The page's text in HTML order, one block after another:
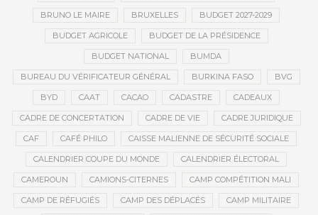
BRUNO LE MAIRE BRUXELLES BUDGET 2027-2029
BUDGET AGRICOLE BUDGET DE LA PRÉSIDENCE
BUDGET NATIONAL BUMDA
BUREAU DU VÉRIFICATEUR GÉNÉRAL BURKINA FASO BVG
BYD CAAT CACAO CADASTRE CADEAUX
CADRE DE CONCERTATION CADRE DE VIE CADRE JURIDIQUE
CAF CAFÉ PHILO CAISSE MALIENNE DE SÉCURITÉ SOCIALE
CALENDRIER COUPE DU MONDE CALENDRIER ÉLECTORAL
CAMEROUN CAMIONS-CITERNES CAMP COMPÉTITION MALI
CAMP DE RÉFUGIÉS CAMP DES DÉPLACÉS CAMP MILITAIRE